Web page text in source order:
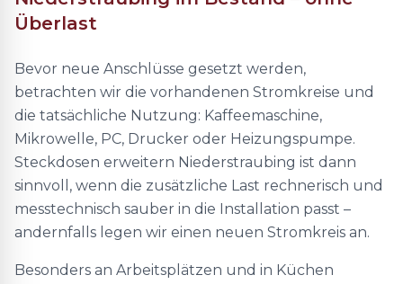
Überlast
Bevor neue Anschlüsse gesetzt werden,
betrachten wir die vorhandenen Stromkreise und
die tatsächliche Nutzung: Kaffeemaschine,
Mikrowelle, PC, Drucker oder Heizungspumpe.
Steckdosen erweitern Niederstraubing ist dann
sinnvoll, wenn die zusätzliche Last rechnerisch und
messtechnisch sauber in die Installation passt –
andernfalls legen wir einen neuen Stromkreis an.
Besonders an Arbeitsplätzen und in Küchen